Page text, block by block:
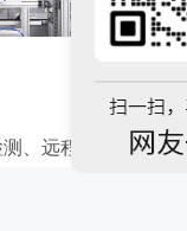
、远程运维等。